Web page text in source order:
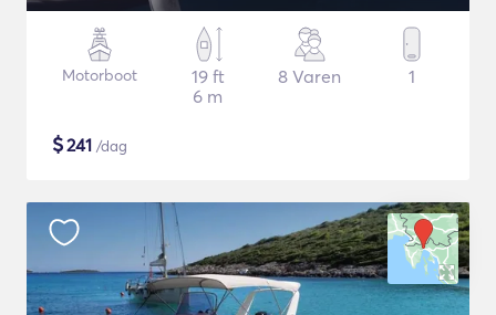
Motorboot
19 ft
6 m
8 Varen 1
$241 /dag